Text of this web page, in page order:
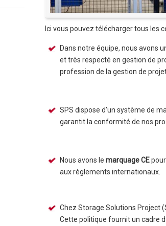
Ici vous pouvez télécharger tous les
Dans notre équipe, nous avons
et très respecté en gestion de
profession de la gestion de
SPS dispose d’un système de
garantit la conformité de nos
Nous avons le marquage CE
aux règlements internationaux.
Chez Storage Solutions Project
Cette politique fournit un cadre